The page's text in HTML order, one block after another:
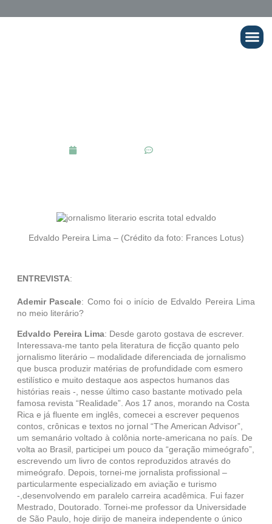
Edvaldo Pereira Lima – (Crédito da foto: Frances Lotus)
ENTREVISTA:
Ademir Pascale: Como foi o início de Edvaldo Pereira Lima
no meio literário?
Edvaldo Pereira Lima: Desde garoto gostava de escrever.
Interessava-me tanto pela literatura de ficção quanto pelo
jornalismo literário – modalidade diferenciada de jornalismo
que busca produzir matérias de profundidade com esmero
estilístico e muito destaque aos aspectos humanos das
histórias reais -, nesse último caso bastante motivado pela
famosa revista “Realidade”. Aos 17 anos, morando na Costa
Rica e já fluente em inglês, comecei a escrever pequenos
contos, crônicas e textos no jornal “The American Advisor”,
um semanário voltado à colônia norte-americana no país. De
volta ao Brasil, participei um pouco da “geração mimeógrafo”,
escrevendo um livro de contos reproduzidos através do
mimeógrafo. Depois, tornei-me jornalista profissional –
particularmente especializado em aviação e turismo
-,desenvolvendo em paralelo carreira acadêmica. Fui fazer
Mestrado, Doutorado. Tornei-me professor da Universidade
de São Paulo, hoje dirijo de maneira independente o único